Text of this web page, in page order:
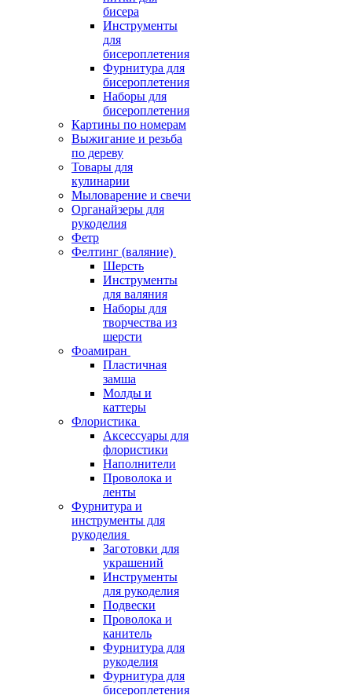
бисера
Инструменты
для
бисероплетения
Фурнитура для
бисероплетения
Наборы для
бисероплетения
Картины по номерам
Выжигание и резьба
по дереву
Товары для
кулинарии
Мыловарение и свечи
Органайзеры для
рукоделия
Фетр
Фелтинг (валяние)
Шерсть
Инструменты
для валяния
Наборы для
творчества из
шерсти
Фоамиран
Пластичная
замша
Молды и
каттеры
Флористика
Аксессуары для
флористики
Наполнители
Проволока и
ленты
Фурнитура и
инструменты для
рукоделия
Заготовки для
украшений
Инструменты
для рукоделия
Подвески
Проволока и
канитель
Фурнитура для
рукоделия
Фурнитура для
бисероплетения